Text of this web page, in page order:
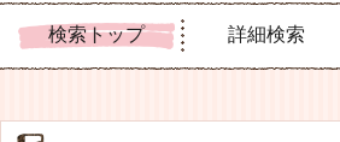
検索トップ 詳細検索